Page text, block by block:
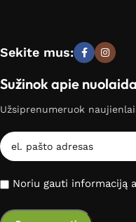
Sekite mus:
Sužinok apie
Užsiprenumeruok
Noriu gauti informaciją